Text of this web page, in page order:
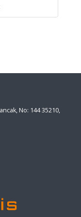
No: 144 35210,